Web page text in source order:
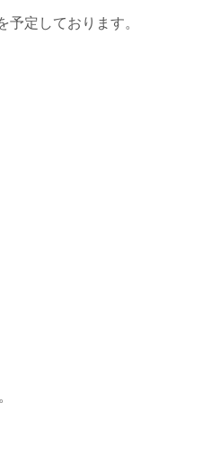
定しております。